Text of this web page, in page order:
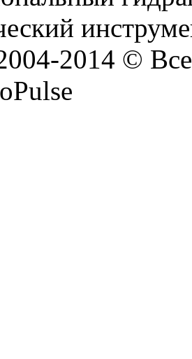
2014 ©